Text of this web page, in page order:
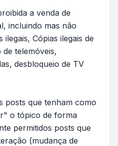
a venda de
incluindo mas não
Cópias ilegais de
telemóveis,
desbloqueio de TV
posts que tenham como
o tópico de forma
permitidos posts que
(mudança de